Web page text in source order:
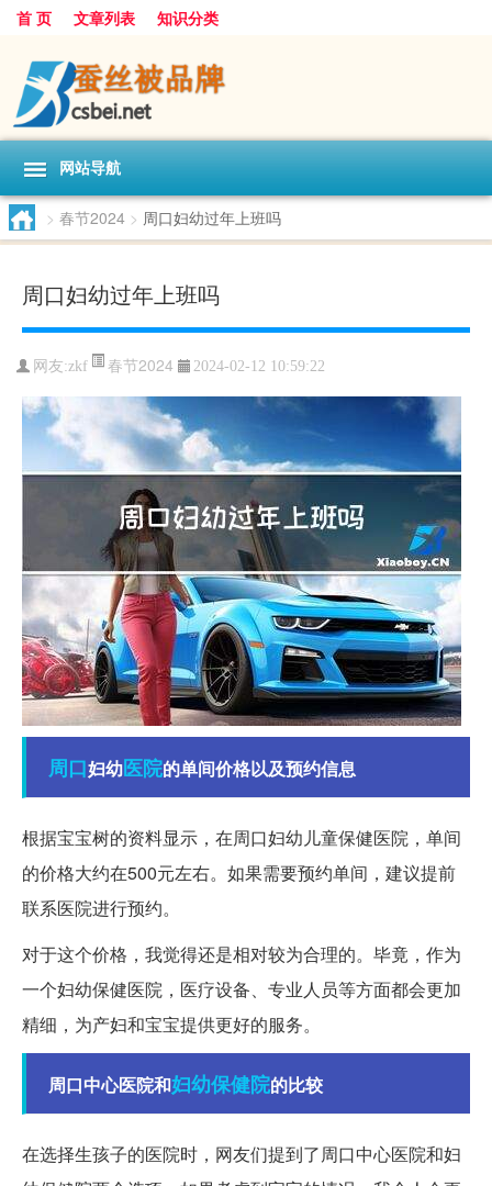
首 页 文章列表 知识分类
网站导航
> 春节2024 > 周口妇幼过年上班吗
周口妇幼过年上班吗
网友:zkf 春节2024 2024-02-12 10:59:22
周口妇幼医院的单间价格以及预约信息
根据宝宝树的资料显示，在周口妇幼儿童保健医院，单间
的价格大约在500元左右。如果需要预约单间，建议提前
联系医院进行预约。
对于这个价格，我觉得还是相对较为合理的。毕竟，作为
一个妇幼保健医院，医疗设备、专业人员等方面都会更加
精细，为产妇和宝宝提供更好的服务。
周口中心医院和妇幼保健院的比较
在选择生孩子的医院时，网友们提到了周口中心医院和妇